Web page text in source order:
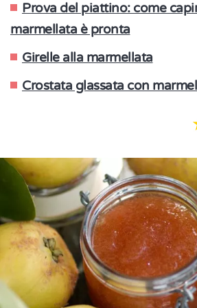
Prova del piattino: come
marmellata è pronta
Girelle alla marmellata
Crostata glassata con